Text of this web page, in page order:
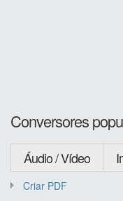
Conversores
Áudio / Vídeo
Criar PDF